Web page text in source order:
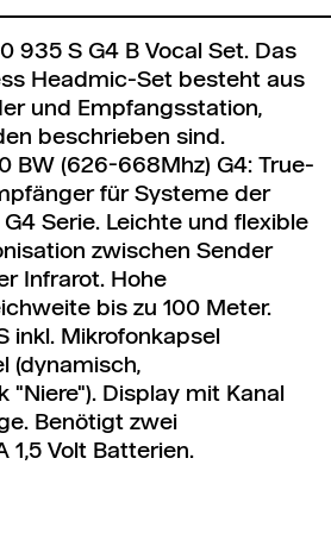
935 S G4 B Vocal Set. Das
Headmic-Set besteht aus
und Empfangsstation,
beschrieben sind.
BW (626-668Mhz) G4: True-
für Systeme der
Serie. Leichte und flexible
zwischen Sender
Infrarot. Hohe
bis zu 100 Meter.
inkl. Mikrofonkapsel
(dynamisch,
"Niere"). Display mit Kanal
Benötigt zwei
1,5 Volt Batterien.